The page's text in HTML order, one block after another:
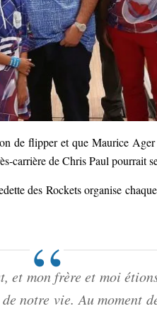
de flipper et que Maurice
carrière de Chris Paul pourrait
des Rockets organise
mon frère et moi
notre vie. Au moment